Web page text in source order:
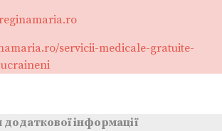
servicii-medicale-gratuite-
інформації